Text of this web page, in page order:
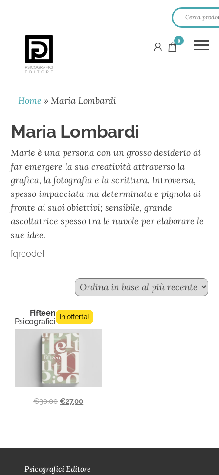
PSICOGRAFICI
EDITORE
0
Home »Maria Lombardi
Maria Lombardi
Marie è una persona con un grosso desiderio di
far emergere la sua creatività attraverso la
grafica, la fotografia e la scrittura. Introversa,
spesso impacciata ma determinata e pignola di
fronte ai suoi obiettivi; sensibile, grande
ascoltatrice spesso tra le nuvole per elaborare le
sue idee.
[qrcode]
Fifteen n.7
Psicografici Editore
In offerta!
€30,00 €27,00
Psicografici Editore